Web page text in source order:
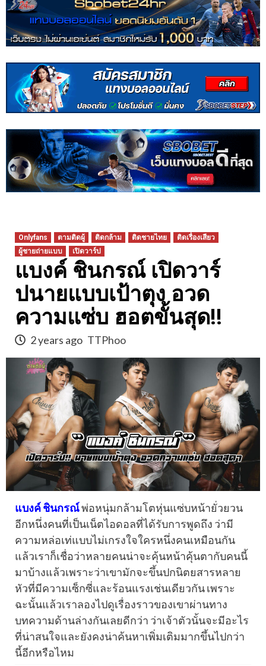
Onlyfans ตามติดผู้ ติดกล้าม ติดชายไทย
ติดเรื่องเสียว
ผู้ชายถ่ายแบบ
เปิดวาร์ป
แบงค์ ชินกรณ์ เปิดวาร์
ปนายแบบเป้าตุง อวด
ความแซ่บ ฮอตขั้นสุด!!
2 years ago TTPhoo
แบงค์ ชินกรณ์พ่อหนุ่มกล้ามโตหุ่นแซ่บหน้ายั่วยวน
อีกหนึ่งคนที่เป็นเน็ตไอดอลที่ได้รับการพูดถึง ว่ามี
ความหล่อเท่แบบไม่เกรงใจใครหนึ่งคนเหมือนกัน
แล้วเราก็เชื่อว่าหลายคนน่าจะคุ้นหน้าคุ้นตากับคนนี้
มาบ้างแล้วเพราะว่าเขามักจะขึ้นปกนิตยสารหลาย
หัวที่มีความเซ็กซี่และร้อนแรงเช่นเดียวกัน เพราะ
ฉะนั้นแล้วเราลองไปดูเรื่องราวของเขาผ่านทาง
บทความด้านล่างกันเลยดีกว่า ว่าเจ้าตัวนั้นจะมีอะไร
ที่น่าสนใจและยังคงน่าค้นหาเพิ่มเติมมากขึ้นไปกว่า
นี้อีกหรือไหม